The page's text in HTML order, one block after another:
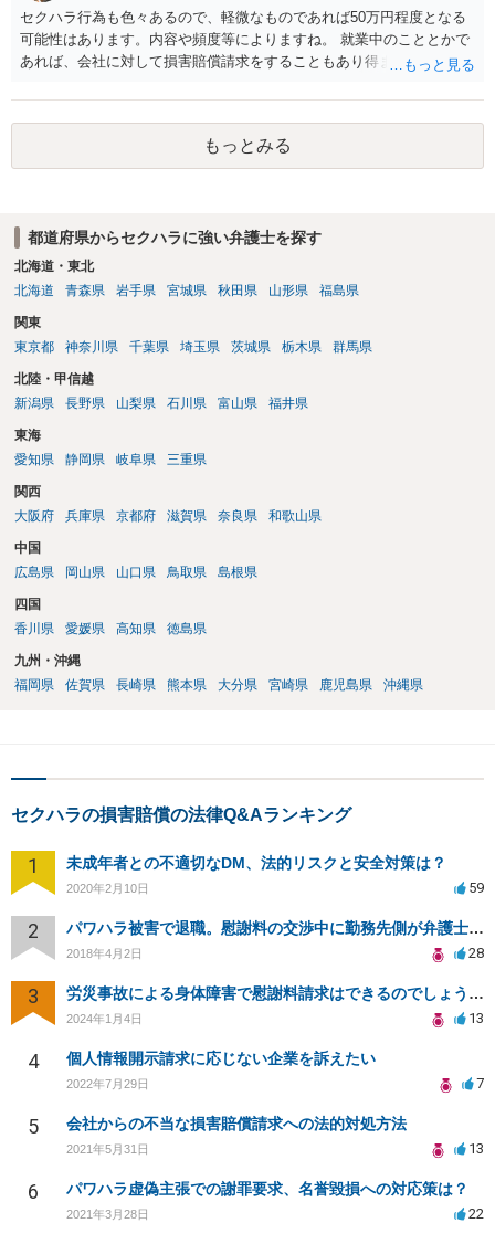
れますので、録音データやLINEでのやり取り等を確認する必要がある
かと存じます。 ⑤退職勧奨については退職する意思がないのであれば
きっぱりと断ればよく、解雇については不当な解雇である場合には解
雇無効を争うなどの対応が考えられます。 回答としては以上になりま
すが、まずは、資料一式をご持参いただき最寄りの法律事務所にご相
談するか、労働基準監督署に相談する等の対応をしていただくことが
セクハラ行為も色々あるので、軽微なものであれば50万円程度となる
可能性はあります。内容や頻度等によりますね。 就業中のこととかで
あれば、会社に対して損害賠償請求をすることもあり得ます。
もっとみる
都道府県からセクハラに強い弁護士を探す
北海道・東北
北海道
青森県 岩手県 宮城県 秋田県 山形県 福島県
関東
東京都
神奈川県 千葉県 埼玉県 茨城県 栃木県 群馬県
北陸・甲信越
新潟県
長野県 山梨県 石川県 富山県 福井県
東海
愛知県
静岡県 岐阜県 三重県
関西
大阪府
兵庫県 京都府 滋賀県 奈良県 和歌山県
中国
広島県
岡山県 山口県 鳥取県 島根県
四国
香川県
愛媛県 高知県 徳島県
九州・沖縄
福岡県
佐賀県 長崎県 熊本県 大分県 宮崎県 鹿児島県 沖縄県
セクハラの損害賠償の法律Q&Aランキング
1 未成年者との不適切なDM、法的リスクと安全対策は？
2020年2月10日 59
2 パワハラ被害で退職。慰謝料の交渉中に勤務先側が弁護士を立ててきました
2018年4月2日 28
3 労災事故による身体障害で慰謝料請求はできるのでしょうか？
2024年1月4日 13
4 個人情報開示請求に応じない企業を訴えたい
2022年7月29日 7
5 会社からの不当な損害賠償請求への法的対処方法
2021年5月31日 13
6 パワハラ虚偽主張での謝罪要求、名誉毀損への対応策は？
2021年3月28日 22